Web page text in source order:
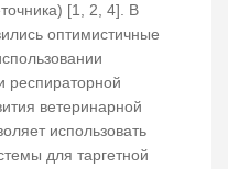
[1, 2, 4]. В
оптимистичные
респираторной
ветеринарной
использовать
для таргетной